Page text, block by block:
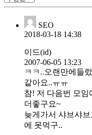
SEO
2018-03-18 14:38
이드(id)
2007-06-05 13:23
ㅋㅋ..오랜만에들
같아요..ㅠㅠ
참! 저 다음번 모임
더좋구요~
늦게가서 샤브샤
에 못먹구..